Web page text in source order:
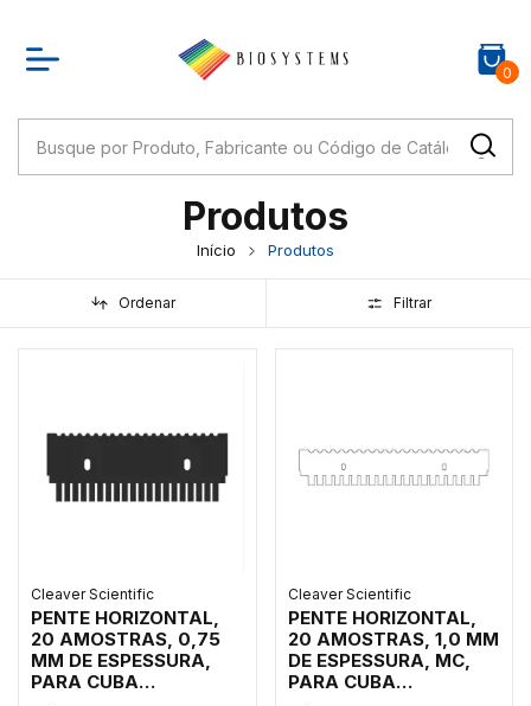
0
Produtos
Início Produtos
Ordenar Filtrar
Cleaver Scientific
PENTE HORIZONTAL,
20 AMOSTRAS, 0,75
MM DE ESPESSURA,
PARA CUBA
Cleaver Scientific
PENTE HORIZONTAL,
20 AMOSTRAS, 1,0 MM
DE ESPESSURA, MC,
PARA CUBA